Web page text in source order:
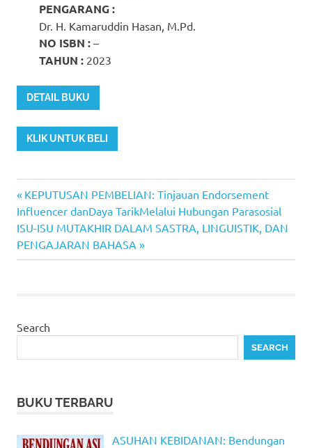
PENGARANG :
Dr. H. Kamaruddin Hasan, M.Pd.
NO ISBN : –
TAHUN : 2023
DETAIL BUKU
KLIK UNTUK BELI
Post
navigation
Previous
Post:
KEPUTUSAN PEMBELIAN: Tinjauan Endorsement
Influencer danDaya TarikMelalui Hubungan Parasosial
Next
Post:
ISU-ISU MUTAKHIR DALAM SASTRA, LINGUISTIK, DAN
PENGAJARAN BAHASA
Search
SEARCH
BUKU TERBARU
ASUHAN KEBIDANAN: Bendungan